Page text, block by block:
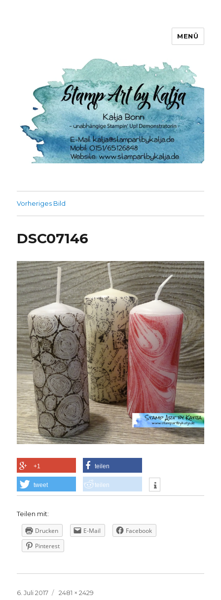
MENÜ
Vorheriges Bild
DSC07146
+1 teilen
tweet teilen
Teilen mit:
Drucken E-Mail
Facebook
Pinterest
Veröffentlicht
6. Juli 2017
Volle
2481 × 2429